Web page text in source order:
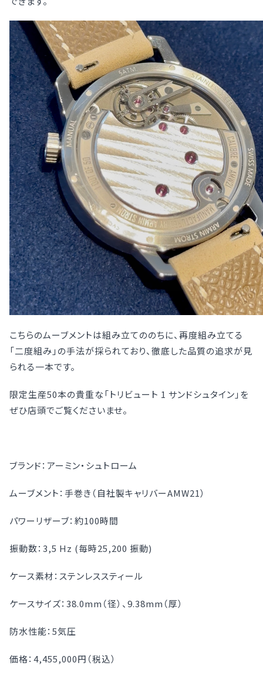
こちらのムーブメントは組み立てののちに、再度組み立てる
「二度組み」の手法が採られており、徹底した品質の追求が見
られる一本です。
限定生産50本の貴重な「トリビュート 1 サンドシュタイン」を
ぜひ店頭でご覧くださいませ。
ブランド：アーミン・シュトローム
ムーブメント：手巻き（自社製キャリバーAMW21）
パワーリザーブ：約100時間
振動数：3,5 Hz (毎時25,200 振動)
ケース素材：ステンレススティール
ケースサイズ：38.0mm（径）、9.38mm（厚）
防水性能：5気圧
価格：4,455,000円（税込）